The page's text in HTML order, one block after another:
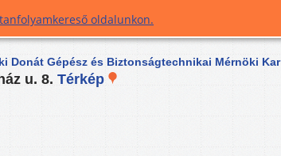
oldalunkon.
Donát Gépész és Biztonságtechnikai Mérnöki Kar
u. 8. Térkép